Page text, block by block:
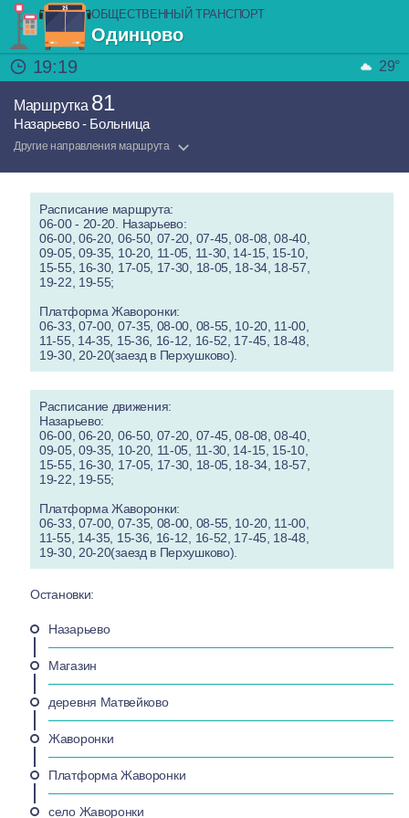
ОБЩЕСТВЕННЫЙ ТРАНСПОРТ
Одинцово
19:19
29°
Маршрутка 81
Назарьево - Больница
Другие направления маршрута
Расписание маршрута:
06-00 - 20-20. Назарьево:
06-00, 06-20, 06-50, 07-20, 07-45, 08-08, 08-40,
09-05, 09-35, 10-20, 11-05, 11-30, 14-15, 15-10,
15-55, 16-30, 17-05, 17-30, 18-05, 18-34, 18-57,
19-22, 19-55;
Платформа Жаворонки:
06-33, 07-00, 07-35, 08-00, 08-55, 10-20, 11-00,
11-55, 14-35, 15-36, 16-12, 16-52, 17-45, 18-48,
19-30, 20-20(заезд в Перхушково).
Расписание движения:
Назарьево:
06-00, 06-20, 06-50, 07-20, 07-45, 08-08, 08-40,
09-05, 09-35, 10-20, 11-05, 11-30, 14-15, 15-10,
15-55, 16-30, 17-05, 17-30, 18-05, 18-34, 18-57,
19-22, 19-55;
Платформа Жаворонки:
06-33, 07-00, 07-35, 08-00, 08-55, 10-20, 11-00,
11-55, 14-35, 15-36, 16-12, 16-52, 17-45, 18-48,
19-30, 20-20(заезд в Перхушково).
Остановки:
Назарьево
Магазин
деревня Матвейково
Жаворонки
Платформа Жаворонки
село Жаворонки